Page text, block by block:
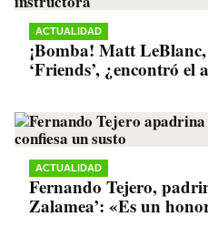
ACTUALIDAD
¡Bomba! Matt
‘Friends’, ¿encontró el
ACTUALIDAD
Fernando Tejero,
Zalamea’: «Es un